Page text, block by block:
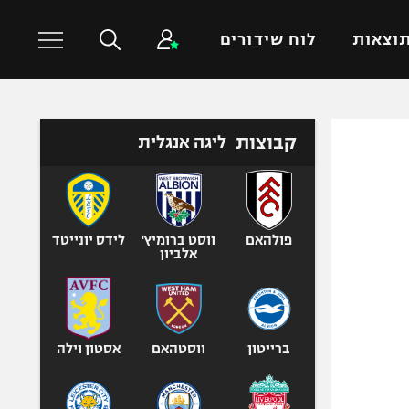
תוצאות לוח שידורים
כדורסל עולמי ענפים נוספים
טניס
כדוריד
כדורעף
שחייה
ג'ודו
אגרוף
היאבקות WWE
קבוצות ליגה אנגלית
פולהאם
ווסט ברומיץ'
אלביון
לידס יונייטד
ברייטון ווסטהאם אסטון וילה